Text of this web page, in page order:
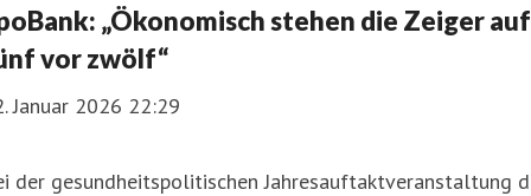
„Ökonomisch stehen die Zeiger auf
vor zwölf“
Januar 2026 22:29
der gesundheitspolitischen Jahresauftaktveranstaltung